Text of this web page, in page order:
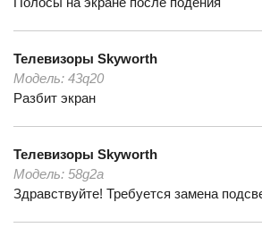
Телевизоры Skyworth
Модель: 43q20
Разбит экран
Телевизоры Skyworth
Модель: 58g2a
Здравствуйте! Требуется замена